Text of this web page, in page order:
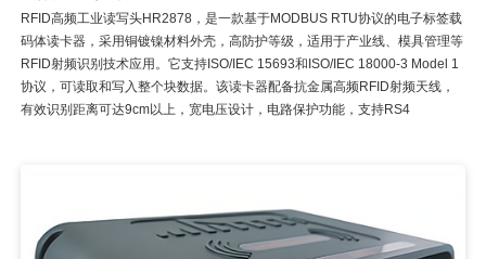
RFID高频工业读写头HR2878，是一款基于MODBUS RTU协议的电子标签载
码体读卡器，采用铜镀镍材料外壳，高防护等级，适用于产业线、模具管理等
RFID射频识别技术应用。它支持ISO/IEC 15693和ISO/IEC 18000-3 Model 1
协议，可读取和写入整个块数据。该读卡器配备抗金属高频RFID射频天线，
有效识别距离可达9cm以上，宽电压设计，电路保护功能，支持RS4